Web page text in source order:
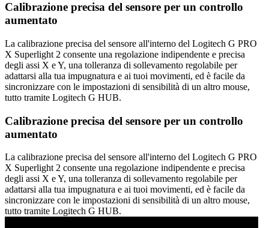
Calibrazione precisa del sensore per un controllo
aumentato
La calibrazione precisa del sensore all'interno del Logitech G PRO
X Superlight 2 consente una regolazione indipendente e precisa
degli assi X e Y, una tolleranza di sollevamento regolabile per
adattarsi alla tua impugnatura e ai tuoi movimenti, ed è facile da
sincronizzare con le impostazioni di sensibilità di un altro mouse,
tutto tramite Logitech G HUB.
Calibrazione precisa del sensore per un controllo
aumentato
La calibrazione precisa del sensore all'interno del Logitech G PRO
X Superlight 2 consente una regolazione indipendente e precisa
degli assi X e Y, una tolleranza di sollevamento regolabile per
adattarsi alla tua impugnatura e ai tuoi movimenti, ed è facile da
sincronizzare con le impostazioni di sensibilità di un altro mouse,
tutto tramite Logitech G HUB.